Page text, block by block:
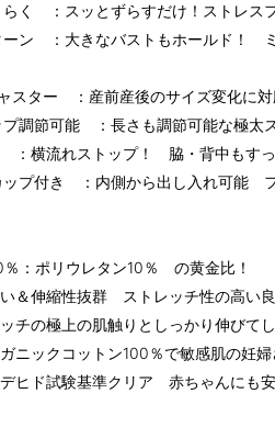
らく ：スッとずらすだけ！ストレス
ーン ：大きなバストもホールド！
スター ：産前産後のサイズ変化に
プ調節可能 ：長さも調節可能な極太
：横流れストップ！ 脇・背中もすっ
ップ付き ：内側から出し入れ可能
％：ポリウレタン10％ の黄金比！
＆伸縮性抜群 ストレッチ性の高い
チの極上の肌触りとしっかり伸びて
ニックコットン100％で敏感肌の妊婦
ヒド試験基準クリア 赤ちゃんにも